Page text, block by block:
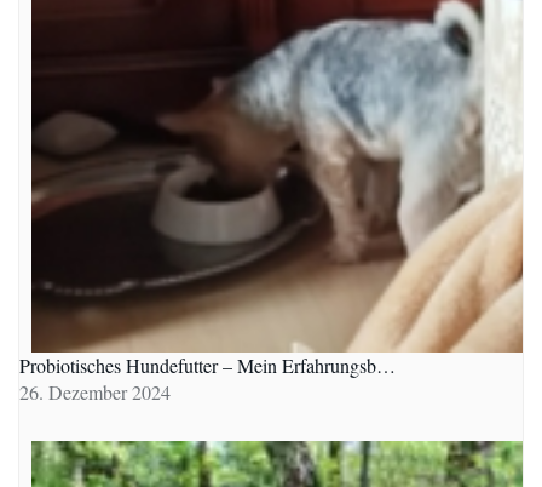
Probiotisches Hundefutter – Mein Erfahrungsb…
26. Dezember 2024